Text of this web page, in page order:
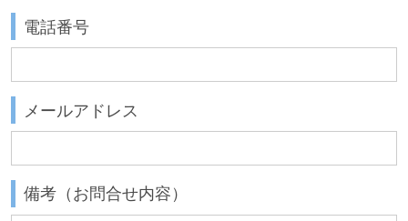
電話番号
メールアドレス
備考（お問合せ内容）